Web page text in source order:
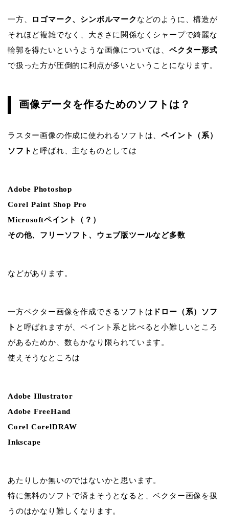
一方、 ロゴマーク、シンボルマーク などのように、構造が
それほど複雑でなく、大きさに関係なくシャープで綺麗な
輪郭を得たいというような画像については、 ベクター形式
で扱った方が圧倒的に利点が多いということになります。
画像データを作るためのソフトは？
ラスター画像の作成に使われるソフトは、ペイント（系）
ソフト と呼ばれ、主なものとしては
Adobe Photoshop
Corel Paint Shop Pro
Microsoftペイント（？）
その他、フリーソフト、ウェブ版ツールなど多数
などがあります。
一方ベクター画像を作成できるソフトは ドロー（系）ソフ
ト と呼ばれますが、ペイント系と比べると小難しいところ
があるためか、数もかなり限られています。
使えそうなところは
Adobe Illustrator
Adobe FreeHand
Corel CorelDRAW
Inkscape
あたりしか無いのではないかと思います。
特に無料のソフトで済まそうとなると、ベクター画像を扱
うのはかなり難しくなります。